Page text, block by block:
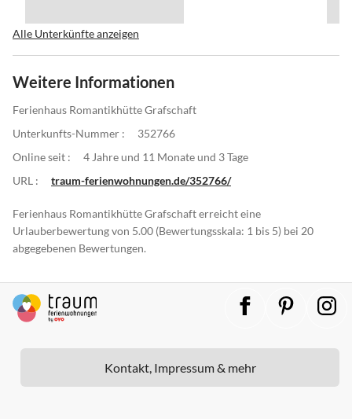
Alle Unterkünfte anzeigen
Weitere Informationen
Ferienhaus Romantikhütte Grafschaft
Unterkunfts-Nummer :
352766
Online seit :
4 Jahre und 11 Monate und 3 Tage
URL :
traum-ferienwohnungen.de/352766/
Ferienhaus Romantikhütte Grafschaft erreicht eine
Urlauberbewertung von 5.00 (Bewertungsskala: 1 bis 5) bei 20
abgegebenen Bewertungen.
Kontakt, Impressum & mehr